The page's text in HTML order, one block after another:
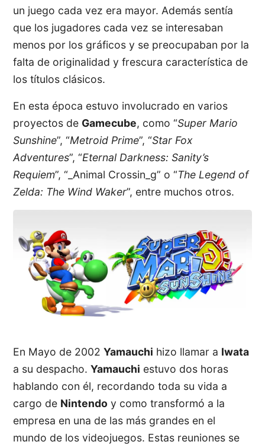
un juego cada vez era mayor. Además sentía
que los jugadores cada vez se interesaban
menos por los gráficos y se preocupaban por la
falta de originalidad y frescura característica de
los títulos clásicos.
En esta época estuvo involucrado en varios
proyectos de Gamecube, como “Super Mario
Sunshine”, “Metroid Prime”, “Star Fox
Adventures”, “Eternal Darkness: Sanity’s
Requiem”, “_Animal Crossin_g” o “The Legend of
Zelda: The Wind Waker”, entre muchos otros.
En Mayo de 2002Yamauchi hizo llamar a Iwata
a su despacho.Yamauchi estuvo dos horas
hablando con él, recordando toda su vida a
cargo de Nintendo y como transformó a la
empresa en una de las más grandes en el
mundo de los videojuegos. Estas reuniones se